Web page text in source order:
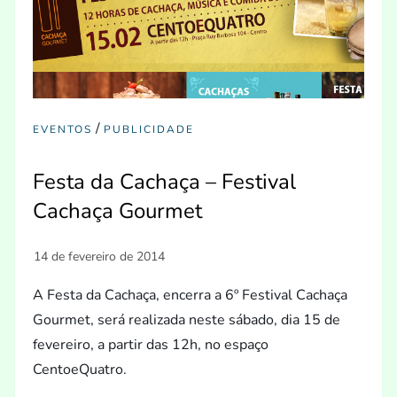
EVENTOS / PUBLICIDADE
Festa da Cachaça – Festival
Cachaça Gourmet
A Festa da Cachaça, encerra a 6º Festival Cachaça
Gourmet, será realizada neste sábado, dia 15 de
fevereiro, a partir das 12h, no espaço
CentoeQuatro.